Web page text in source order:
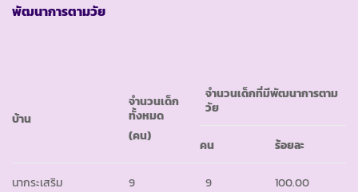
พัฒนาการตามวัย
บ้าน
จำนวนเด็ก
ทั้งหมด
(คน)
จำนวนเด็กที่มีพัฒนาการตาม
วัย
คน ร้อยละ
นากระเสริม 9 9 100.00